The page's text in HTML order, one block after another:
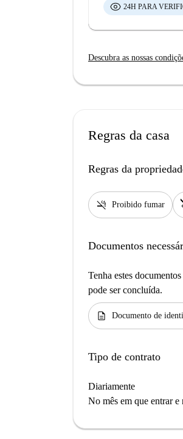
24H PARA
Descubra as nossas
Regras da casa
Regras da
smoke_free Proibido fumar
Documentos
Tenha estes
pode ser concluída.
description Documento de
Tipo de contrato
Diariamente
No mês em que entrar e